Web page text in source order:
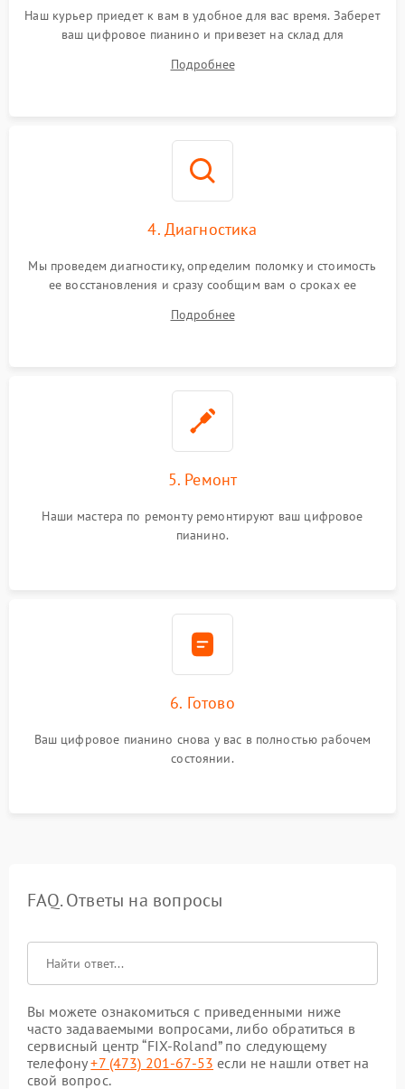
Наш курьер приедет к вам в удобное для вас время. Заберет
ваш цифровое пианино и привезет на склад для
Подробнее
4. Диагностика
Мы проведем диагностику, определим поломку и стоимость
ее восстановления и сразу сообщим вам о сроках ее
Подробнее
5. Ремонт
Наши мастера по ремонту ремонтируют ваш цифровое
пианино.
6. Готово
Ваш цифровое пианино снова у вас в полностью рабочем
состоянии.
FAQ. Ответы на вопросы
Вы можете ознакомиться с приведенными ниже
часто задаваемыми вопросами, либо обратиться в
сервисный центр “FIX-Roland” по следующему
телефону+7 (473) 201-67-53 если не нашли ответ на
свой вопрос.